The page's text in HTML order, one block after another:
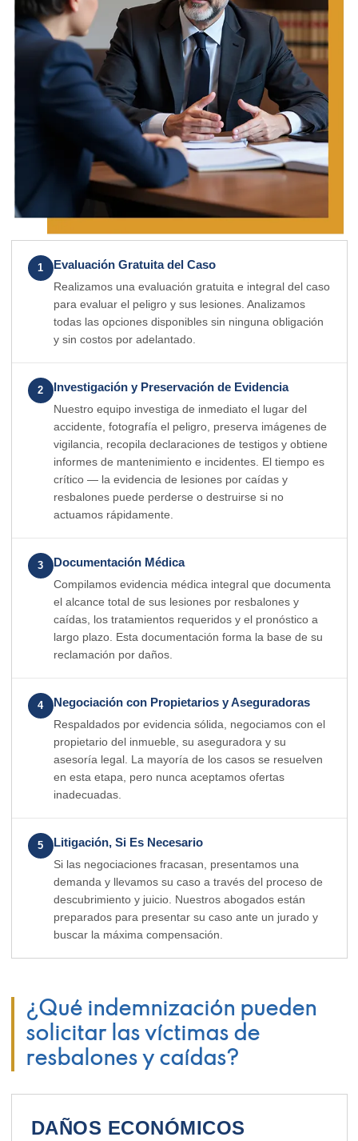
1 Evaluación Gratuita del Caso
Realizamos una evaluación gratuita e integral del caso
para evaluar el peligro y sus lesiones. Analizamos
todas las opciones disponibles sin ninguna obligación
y sin costos por adelantado.
2 Investigación y Preservación de Evidencia
Nuestro equipo investiga de inmediato el lugar del
accidente, fotografía el peligro, preserva imágenes de
vigilancia, recopila declaraciones de testigos y obtiene
informes de mantenimiento e incidentes. El tiempo es
crítico — la evidencia de lesiones por caídas y
resbalones puede perderse o destruirse si no
actuamos rápidamente.
3 Documentación Médica
Compilamos evidencia médica integral que documenta
el alcance total de sus lesiones por resbalones y
caídas, los tratamientos requeridos y el pronóstico a
largo plazo. Esta documentación forma la base de su
reclamación por daños.
4 Negociación con Propietarios y Aseguradoras
Respaldados por evidencia sólida, negociamos con el
propietario del inmueble, su aseguradora y su
asesoría legal. La mayoría de los casos se resuelven
en esta etapa, pero nunca aceptamos ofertas
inadecuadas.
5 Litigación, Si Es Necesario
Si las negociaciones fracasan, presentamos una
demanda y llevamos su caso a través del proceso de
descubrimiento y juicio. Nuestros abogados están
preparados para presentar su caso ante un jurado y
buscar la máxima compensación.
¿Qué indemnización pueden
solicitar las víctimas de
resbalones y caídas?
DAÑOS ECONÓMICOS